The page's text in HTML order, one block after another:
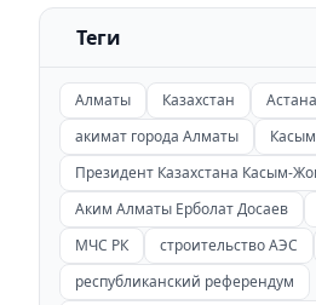
Теги
Алматы Казахстан Астана
акимат города Алматы
Президент Казахстана Касым-
Аким Алматы Ерболат Досаев
МЧС РК
строительство АЭС
республиканский референдум